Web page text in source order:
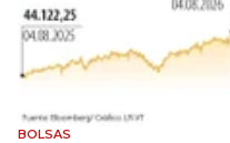
BOLSAS